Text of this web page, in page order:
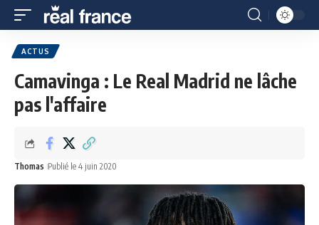
ACTUS
Camavinga : Le Real Madrid ne lâche
pas l'affaire
Thomas Publié le 4 juin 2020